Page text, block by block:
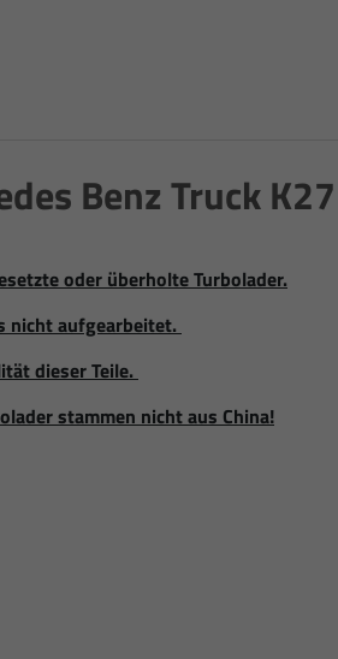
Benz Truck K27
oder überholte Turbolader.
nicht aufgearbeitet.
dieser Teile.
stammen nicht aus China!